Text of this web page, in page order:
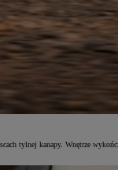
tylnej kanapy. Wnętrze